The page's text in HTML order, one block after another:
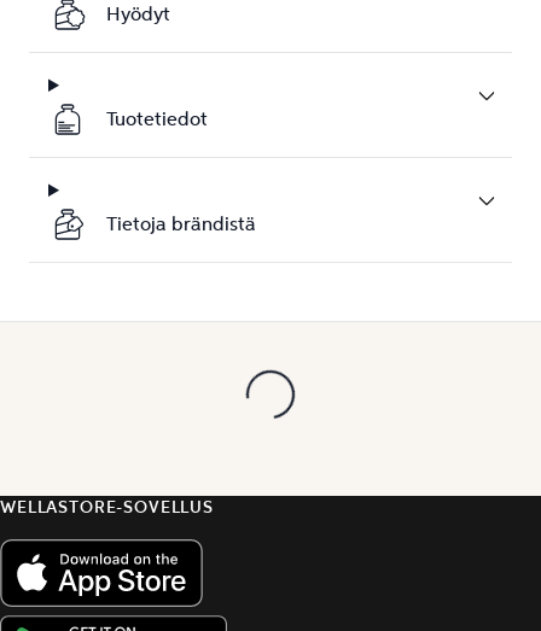
Hyödyt
Tuotetiedot
Tietoja brändistä
WELLASTORE-SOVELLUS